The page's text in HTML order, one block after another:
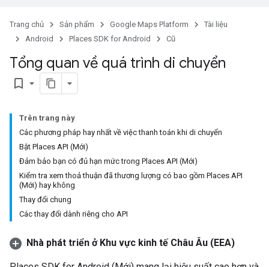
Trang chủ Sản phẩm Google Maps Platform
Tài liệu
Android
Places SDK for Android Cũ
Tổng quan về quá trình di chuyển
bookmark_border
Trên trang này
Các phương pháp hay nhất về việc thanh toán khi di chuyển
Bật Places API (Mới)
Đảm bảo bạn có đủ hạn mức trong Places API (Mới)
Kiểm tra xem thoả thuận đã thương lượng có bao gồm Places API
(Mới) hay không
Thay đổi chung
Các thay đổi dành riêng cho API
Nhà phát triển ở Khu vực kinh tế Châu Âu (EEA)